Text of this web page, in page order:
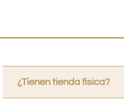
¿Tienen tienda fisica?